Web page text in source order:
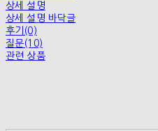
상세 설명
상세 설명 바닥글
후기(0)
질문(10)
관련 상품